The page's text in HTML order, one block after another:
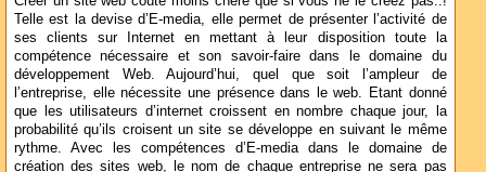
Telle est la devise d’E-media, elle permet de présenter l’activité de
ses clients sur Internet en mettant à leur disposition toute la
compétence nécessaire et son savoir-faire dans le domaine du
développement Web. Aujourd’hui, quel que soit l’ampleur de
l’entreprise, elle nécessite une présence dans le web. Etant donné
que les utilisateurs d’internet croissent en nombre chaque jour, la
probabilité qu’ils croisent un site se développe en suivant le même
rythme. Avec les compétences d’E-media dans le domaine de
création des sites web, le nom de chaque entreprise ne sera pas